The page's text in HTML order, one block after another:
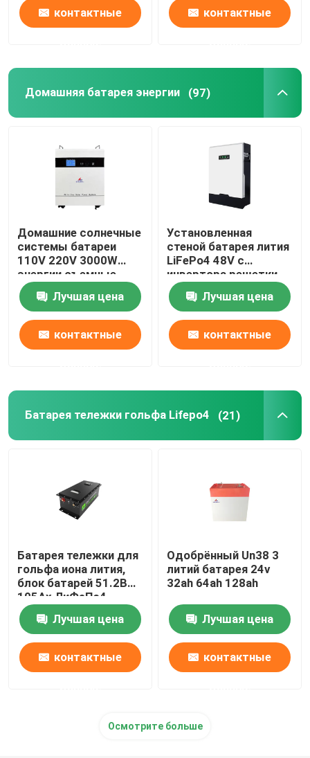
Все случаи
блок батарей 12v LiFePO4
Домашняя батарея энергии
Батарея тележки гольфа Lifepo4
Батарея RV LiFePo4
Клетка фосфата лития
небольшая батарея lipo
блок батарей 48V LiFePO4
установленная стеной батарея лития
С инвертора решетки солнечного гибридного
Портативная электростанция
контактные контактные
Домашняя батарея энергии (97)
Домашние солнечные
системы батареи
110V 220V 3000W
энергии съемные
домашние
Лучшая цена
контактные
Установленная
стеной батарея лития
LiFePo4 48V с
инвертора решетки
для домашней
системы солнечной
энергии
Лучшая цена
контактные
Батарея тележки гольфа Lifepo4 (21)
Батарея тележки для
гольфа иона лития,
блок батарей 51.2В
105Ах ЛиФеПо4
Лучшая цена
контактные
Одобрённый Un38 3
литий батарея 24v
32ah 64ah 128ah
Лучшая цена
контактные
Осмотрите больше